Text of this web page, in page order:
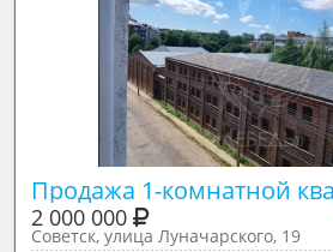
Продажа 1-комнатной
2 000 000
Советск, улица Луначарского, 19